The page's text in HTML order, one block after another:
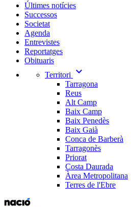
Últimes notícies
Successos
Societat
Agenda
Entrevistes
Reportatges
Obituaris
Territori
expand_more
Tarragona
Reus
Alt Camp
Baix Camp
Baix Penedès
Baix Gaià
Conca de Barberà
Tarragonès
Priorat
Costa Daurada
Àrea Metropolitana
Terres de l'Ebre